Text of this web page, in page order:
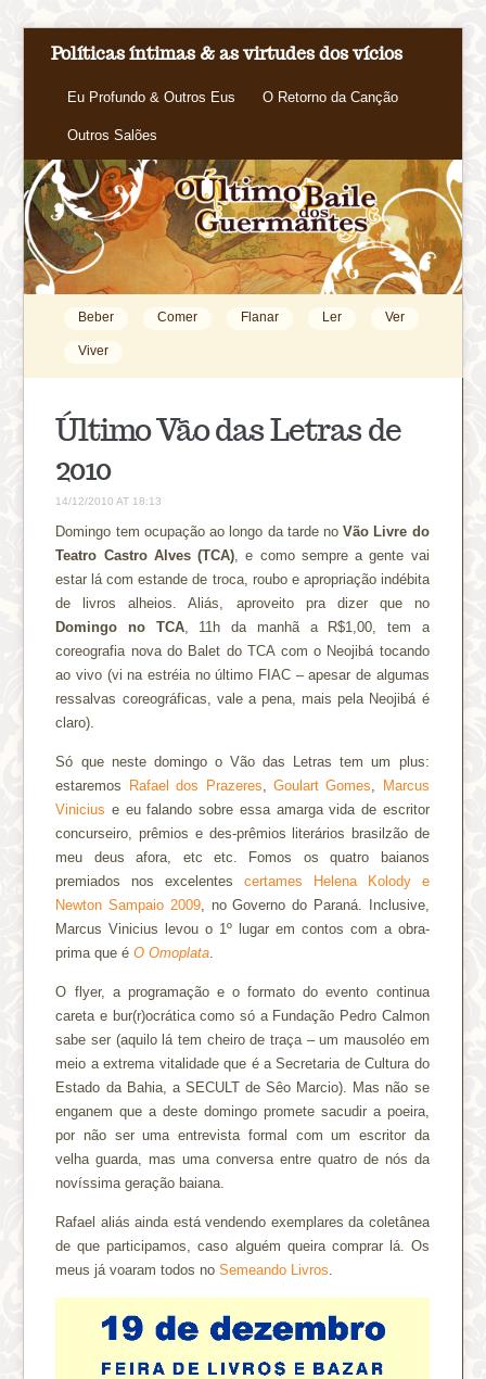
Políticas íntimas & as virtudes dos vícios
Eu Profundo & Outros Eus O Retorno da Canção
Outros Salões
Beber Comer Flanar Ler Ver
Viver
Último Vão das Letras de
2010
14/12/2010 AT 18:13
Domingo tem ocupação ao longo da tarde noVão Livre do
Teatro Castro Alves (TCA) , e como sempre a gente vai
estar lá com estande de troca, roubo e apropriação indébita
de livros alheios. Aliás, aproveito pra dizer que no
Domingo no TCA, 11h da manhã a R$1,00, tem a
coreografia nova do Balet do TCA com o Neojibá tocando
ao vivo (vi na estréia no último FIAC – apesar de algumas
ressalvas coreográficas, vale a pena, mais pela Neojibá é
claro).
Só que neste domingo o Vão das Letras tem um plus:
estaremos
Rafael dos Prazeres Goulart Gomes
Marcus
Vinicius e eu falando sobre essa amarga vida de escritor
concurseiro, prêmios e des-prêmios literários brasilzão de
meu deus afora, etc etc. Fomos os quatro baianos
premiados nos excelentes certames Helena Kolody e
Newton Sampaio 2009, no Governo do Paraná. Inclusive,
Marcus Vinicius levou o 1º lugar em contos com a obra-
prima que éO Omoplata
O flyer, a programação e o formato do evento continua
careta e bur(r)ocrática como só a Fundação Pedro Calmon
sabe ser (aquilo lá tem cheiro de traça – um mausoléo em
meio a extrema vitalidade que é a Secretaria de Cultura do
Estado da Bahia, a SECULT de Sêo Marcio). Mas não se
enganem que a deste domingo promete sacudir a poeira,
por não ser uma entrevista formal com um escritor da
velha guarda, mas uma conversa entre quatro de nós da
novíssima geração baiana.
Rafael aliás ainda está vendendo exemplares da coletânea
de que participamos, caso alguém queira comprar lá. Os
meus já voaram todos noSemeando Livros